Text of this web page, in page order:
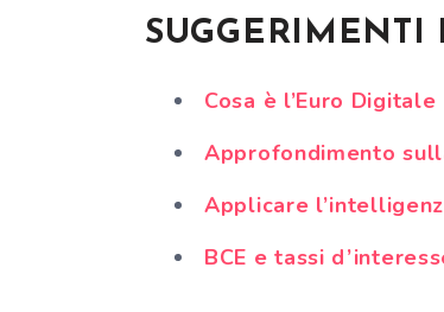
SUGGERIMENTI
Cosa è l’Euro Digitale
Approfondimento
Applicare
BCE e tassi